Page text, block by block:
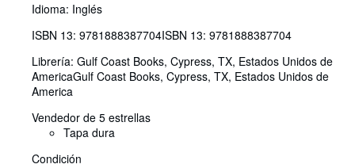
Idioma: Inglés
ISBN 13: 9781888387704ISBN 13: 9781888387704
Librería: Gulf Coast Books, Cypress, TX, Estados Unidos de
AmericaGulf Coast Books, Cypress, TX, Estados Unidos de
America
Vendedor de 5 estrellas
Tapa dura
Condición